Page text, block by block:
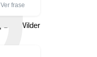
Ver frase
| Billy Wilder